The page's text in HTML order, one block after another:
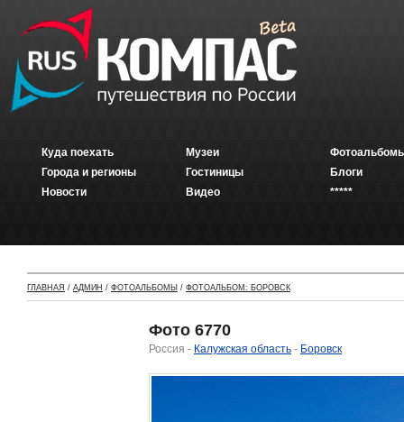
Куда поехать
Города и регионы
Новости
Музеи
Гостиницы
Видео
Блоги
*****
ГЛАВНАЯ / АДМИН / ФОТОАЛЬБОМЫ / ФОТОАЛЬБОМ: БОРОВСК
Фото 6770
Россия - Калужская область - Боровск